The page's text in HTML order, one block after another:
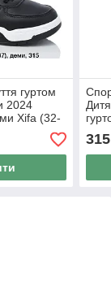
гуртом
2024
Xifa (32-
37)
315